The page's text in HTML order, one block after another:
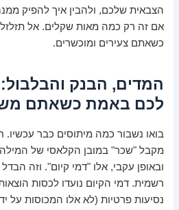
הצבאית שלכם, ולהבין איך להפיק
אם זה רק כמה מאות שקלים. אל
כשאתם צעירים ומוכשרים.
המדים, הבנק
לכם באמת כשאתם
בואו נשבור כמה מיתוסים כבר עכשיו.
מקבל "שכר" במובן הקלאסי של
ובאופן עקבי, אלו "דמי קיום". וזה
רשמית. דמי הקיום נועדו לכסות
נסיעות פרטיות (לא אלו המכוסות על